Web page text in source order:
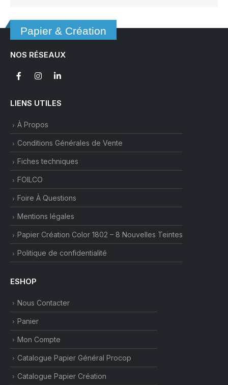
Papier & Création
NOS RÉSEAUX
LIENS UTILES
À Propos
Conditions Générales de Vente
Fiches techniques
FOILCO
Foire À Questions
Mentions légales
Papier Création Color 1802 – 8 Nouvelles Teintes
Politique de confidentialité
ESHOP
Nous Contacter
Panier
Mon Compte
Catalogue Papier Général Procop
Catalogue Papier Création